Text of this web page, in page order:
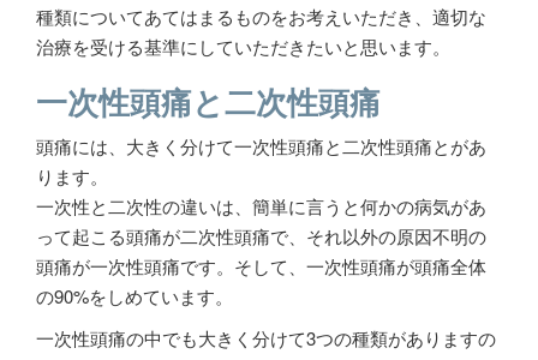
種類についてあてはまるものをお考えいただき、適切な
治療を受ける基準にしていただきたいと思います。
一次性頭痛と二次性頭痛
頭痛には、大きく分けて一次性頭痛と二次性頭痛とがあ
ります。
一次性と二次性の違いは、簡単に言うと何かの病気があ
って起こる頭痛が二次性頭痛で、それ以外の原因不明の
頭痛が一次性頭痛です。そして、一次性頭痛が頭痛全体
の90%をしめています。
一次性頭痛の中でも大きく分けて3つの種類がありますの